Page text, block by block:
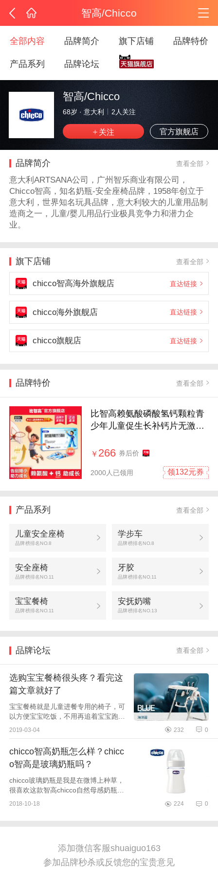
智高/Chicco
全部内容 品牌简介 旗下店铺 品牌特价
产品系列 品牌论坛
智高/Chicco
68岁 · 意大利 2 人关注
官方旗舰店
品牌简介 查看全部
意大利ARTSANA公司，广州智乐商业有限公司，
Chicco智高，知名奶瓶-安全座椅品牌，1958年创立于
意大利，世界知名玩具品牌，意大利较大的儿童用品制
造商之一，儿童/婴儿用品行业极具竞争力和潜力企
业。
旗下店铺 查看全部
chicco智高海外旗舰店 直达链接
chicco海外旗舰店 直达链接
chicco旗舰店 直达链接
品牌特价 查看全部
比智高赖氨酸磷酸氢钙颗粒青
少年儿童促生长补钙片无激素
￥ 266 券后价
2000人已领用 领132元券
产品系列 查看全部
儿童安全座椅
品牌榜排名NO.8
学步车
品牌榜排名NO.8
安全座椅
品牌榜排名NO.11
牙胶
品牌榜排名NO.11
宝宝餐椅
品牌榜排名NO.11
安抚奶嘴
品牌榜排名NO.13
品牌论坛 查看全部
选购宝宝餐椅很头疼？看完这
篇文章就好了
宝宝餐椅就是儿童进餐专用的椅子，可
以方便宝宝吃饭，不用再追着宝宝跑着
喂，一是可以给宝宝养成好的习惯，其
此，现在很多家庭都会为宝宝...
2019-03-04 232 0
chicco智高奶瓶怎么样？chicc
o智高是玻璃奶瓶吗？
chicco玻璃奶瓶是我是在微博上种草，
很喜欢这款智高chicco自然母感奶瓶，
很多人安利确实很好用，这款是自然母
2018-10-18 224 0
添加微信客服shuaiguo163
参加品牌秒杀或反馈您的宝贵意见